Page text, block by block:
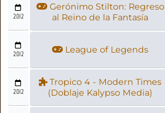
2012
Gerónimo Stilton: Regreso
al Reino de la Fantasía
2012 League of Legends
2012
Tropico 4 - Modern Times
(Doblaje Kalypso Media)